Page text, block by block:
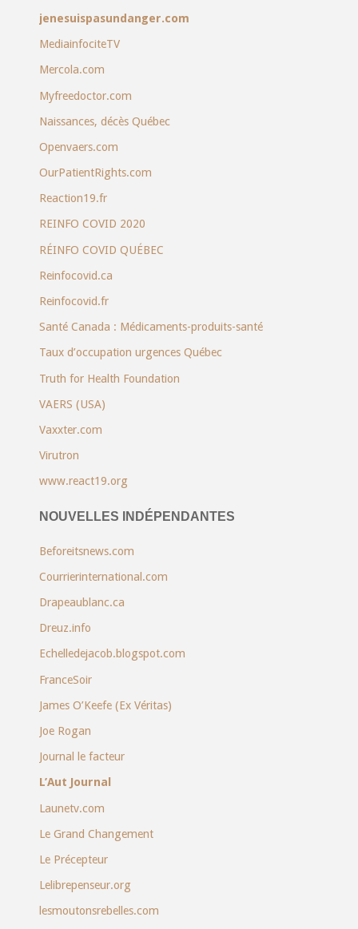
jenesuispasundanger.com
MediainfociteTV
Mercola.com
Myfreedoctor.com
Naissances, décès Québec
Openvaers.com
OurPatientRights.com
Reaction19.fr
REINFO COVID 2020
RÉINFO COVID QUÉBEC
Reinfocovid.ca
Reinfocovid.fr
Santé Canada : Médicaments-produits-santé
Taux d’occupation urgences Québec
Truth for Health Foundation
VAERS (USA)
Vaxxter.com
Virutron
www.react19.org
NOUVELLES INDÉPENDANTES
Beforeitsnews.com
Courrierinternational.com
Drapeaublanc.ca
Dreuz.info
Echelledejacob.blogspot.com
FranceSoir
James O’Keefe (Ex Véritas)
Joe Rogan
Journal le facteur
L’Aut Journal
Launetv.com
Le Grand Changement
Le Précepteur
Lelibrepenseur.org
lesmoutonsrebelles.com